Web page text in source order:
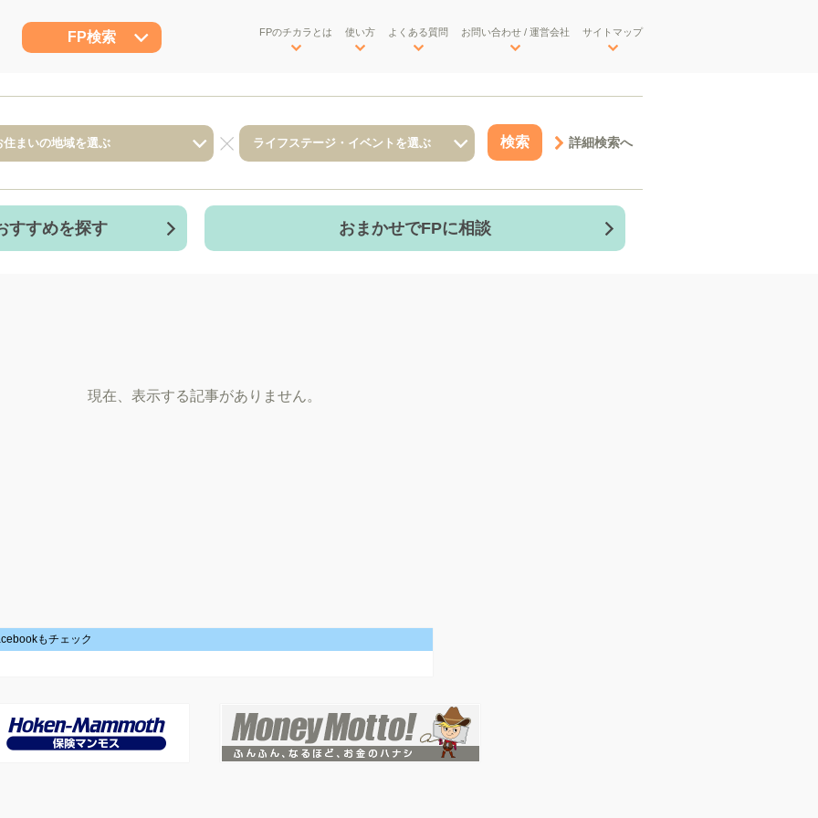
FP検索 FPのチカラとは 使い方 よくある質問 お問い合わせ / 運営会社 サイトマップ
詳細検索へ
すすめを探す おまかせでFPに相談
現在、表示する記事がありません。
もチェック